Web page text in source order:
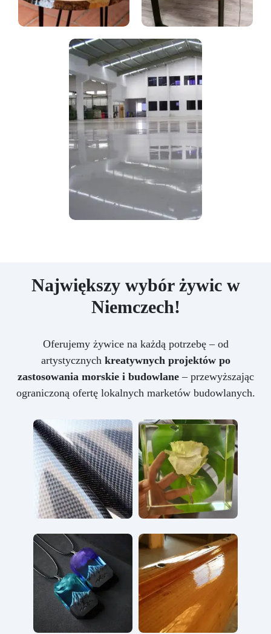
Największy wybór żywic w
Niemczech!
Oferujemy żywice na każdą potrzebę – od
artystycznych kreatywnych projektów po
zastosowania morskie i budowlane– przewyższając
ograniczoną ofertę lokalnych marketów budowlanych.